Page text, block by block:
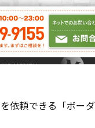
依頼できる「ボー